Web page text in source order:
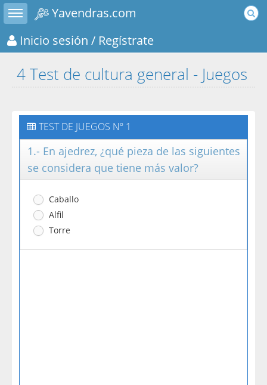
Toggle sidebar
Yavendras.com
Inicio sesión / Regístrate
4 Test de cultura general - Juegos
TEST DE JUEGOS Nº 1
1.- En ajedrez, ¿qué pieza de las siguientes
se considera que tiene más valor?
Caballo
Alfil
Torre